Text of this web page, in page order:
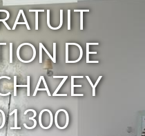
DE